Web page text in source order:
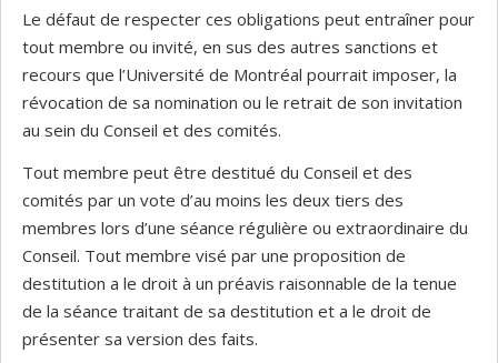
Le défaut de respecter ces obligations peut entraîner pour
tout membre ou invité, en sus des autres sanctions et
recours que l’Université de Montréal pourrait imposer, la
révocation de sa nomination ou le retrait de son invitation
au sein du Conseil et des comités.
Tout membre peut être destitué du Conseil et des
comités par un vote d’au moins les deux tiers des
membres lors d’une séance régulière ou extraordinaire du
Conseil. Tout membre visé par une proposition de
destitution a le droit à un préavis raisonnable de la tenue
de la séance traitant de sa destitution et a le droit de
présenter sa version des faits.